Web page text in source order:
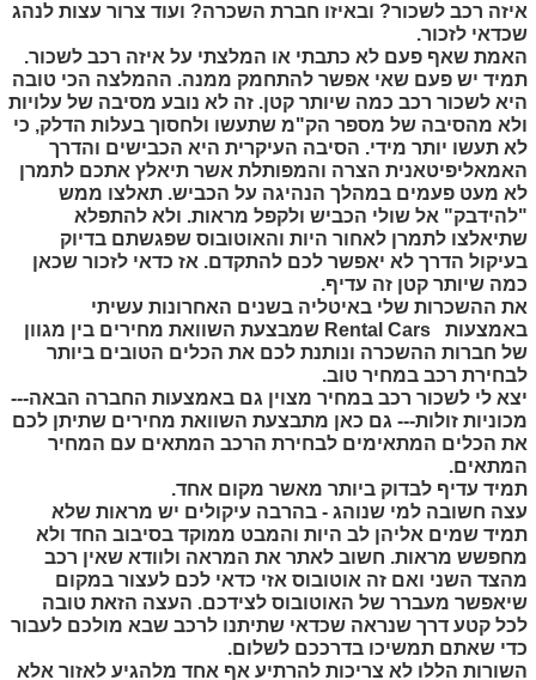
איזה רכב לשכור? ובאיזו חברת השכרה? ועוד צרור עצות לנהג
שכדאי לזכור.
האמת שאף פעם לא כתבתי או המלצתי על איזה רכב לשכור.
תמיד יש פעם שאי אפשר להתחמק ממנה. ההמלצה הכי טובה
היא לשכור רכב כמה שיותר קטן. זה לא נובע מסיבה של עלויות
ולא מהסיבה של מספר הק"מ שתעשו ולחסוך בעלות הדלק, כי
לא תעשו יותר מידי. הסיבה העיקרית היא הכבישים והדרך
האמאליפיטאנית הצרה והמפותלת אשר תיאלץ אתכם לתמרן
לא מעט פעמים במהלך הנהיגה על הכביש. תאלצו ממש
"להידבק" אל שולי הכביש ולקפל מראות. ולא להתפלא
שתיאלצו לתמרן לאחור היות והאוטובוס שפגשתם בדיוק
בעיקול הדרך לא יאפשר לכם להתקדם. אז כדאי לזכור שכאן
כמה שיותר קטן זה עדיף.
את ההשכרות שלי באיטליה בשנים האחרונות עשיתי
באמצעות
Rental Cars שמבצעת השוואת מחירים בין מגוון
של חברות ההשכרה ונותנת לכם את הכלים הטובים ביותר
לבחירת רכב במחיר טוב.
יצא לי לשכור רכב במחיר מצוין גם באמצעות החברה הבאה---
מכוניות זולות--- גם כאן מתבצעת השוואת מחירים שתיתן לכם
את הכלים המתאימים לבחירת הרכב המתאים עם המחיר
המתאים.
תמיד עדיף לבדוק ביותר מאשר מקום אחד.
עצה חשובה למי שנוהג- בהרבה עיקולים יש מראות שלא
תמיד שמים אליהן לב היות והמבט ממוקד בסיבוב החד ולא
מחפשש מראות. חשוב לאתר את המראה ולוודא שאין רכב
מהצד השני ואם זה אוטובוס אזי כדאי לכם לעצור במקום
שיאפשר מעברר של האוטובוס לצידכם. העצה הזאת טובה
לכל קטע דרך שנראה שכדאי שתיתנו לרכב שבא מולכם לעבור
כדי שאתם תמשיכו בדרככם לשלום.
השורות הללו לא צריכות להרתיע אף אחד מלהגיע לאזור אלא